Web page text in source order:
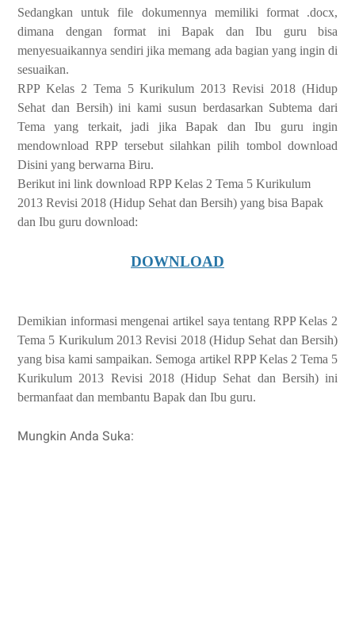
Sedangkan untuk file dokumennya memiliki format .docx,
dimana dengan format ini Bapak dan Ibu guru bisa
menyesuaikannya sendiri jika memang ada bagian yang ingin di
sesuaikan.
RPP Kelas 2 Tema 5 Kurikulum 2013 Revisi 2018 (Hidup
Sehat dan Bersih) ini kami susun berdasarkan Subtema dari
Tema yang terkait, jadi jika Bapak dan Ibu guru ingin
mendownload RPP tersebut silahkan pilih tombol download
Disini yang berwarna Biru.
Berikut ini link download RPP Kelas 2 Tema 5 Kurikulum
2013 Revisi 2018 (Hidup Sehat dan Bersih) yang bisa Bapak
dan Ibu guru download:
DOWNLOAD
Demikian informasi mengenai artikel saya tentang RPP Kelas 2
Tema 5 Kurikulum 2013 Revisi 2018 (Hidup Sehat dan Bersih)
yang bisa kami sampaikan. Semoga artikel RPP Kelas 2 Tema 5
Kurikulum 2013 Revisi 2018 (Hidup Sehat dan Bersih) ini
bermanfaat dan membantu Bapak dan Ibu guru.
Mungkin Anda Suka: